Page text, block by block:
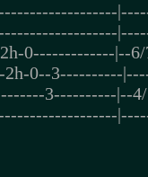
0-------------|--
2h-0--3----------
3----------|--